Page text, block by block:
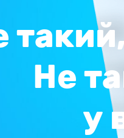
Не
у